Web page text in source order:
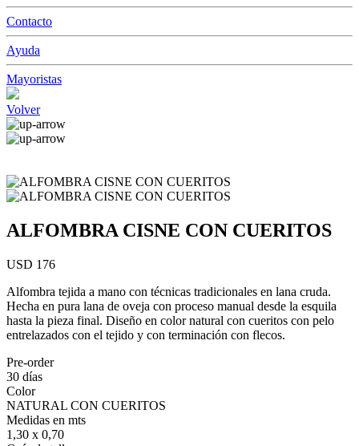
Contacto
Ayuda
Mayoristas
Volver
ALFOMBRA CISNE CON CUERITOS
USD 176
Alfombra tejida a mano con técnicas tradicionales en lana cruda.
Hecha en pura lana de oveja con proceso manual desde la esquila
hasta la pieza final. Diseño en color natural con cueritos con pelo
entrelazados con el tejido y con terminación con flecos.
Pre-order
30 días
Color
NATURAL CON CUERITOS
Medidas en mts
1,30 x 0,70